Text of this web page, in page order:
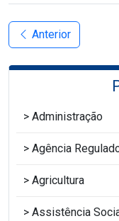
Anterior
Administração
Agência
Agricultura
Assistência